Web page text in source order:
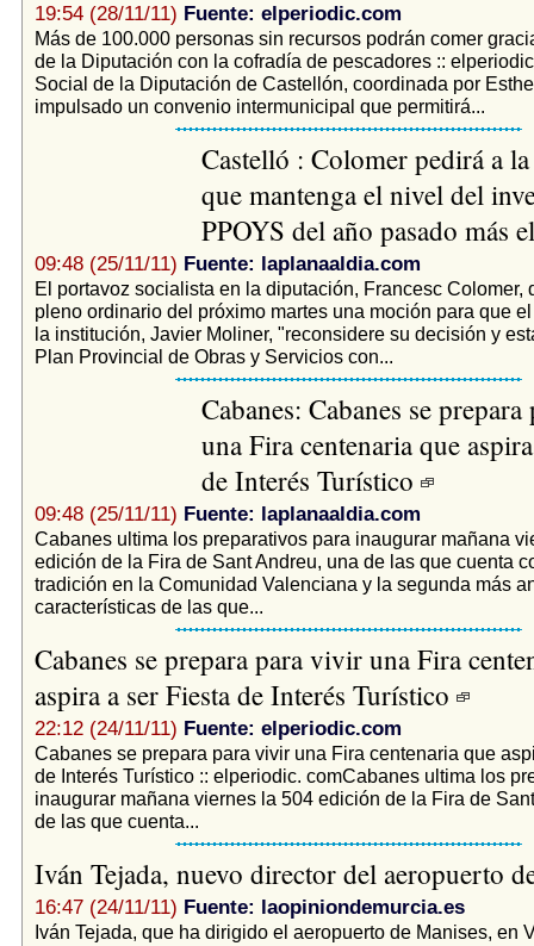
19:54 (28/11/11) Fuente: elperiodic.com
Más de 100.000 personas sin recursos podrán comer
de la Diputación con la cofradía de pescadores ::
Social de la Diputación de Castellón, coordinada por
impulsado un convenio intermunicipal que permitirá...
Castelló : Colomer pedirá a
que mantenga el nivel del
PPOYS del año pasado más
09:48 (25/11/11) Fuente: laplanaaldia.com
El portavoz socialista en la diputación, Francesc Colomer,
pleno ordinario del próximo martes una moción para que
la institución, Javier Moliner, "reconsidere su decisión y
Plan Provincial de Obras y Servicios con...
Cabanes: Cabanes se
una Fira centenaria que
de Interés Turístico
09:48 (25/11/11) Fuente: laplanaaldia.com
Cabanes ultima los preparativos para inaugurar mañana
edición de la Fira de Sant Andreu, una de las que cuenta
tradición en la Comunidad Valenciana y la segunda más
características de las que...
Cabanes se prepara para vivir una Fira
aspira a ser Fiesta de Interés Turístico
22:12 (24/11/11) Fuente: elperiodic.com
Cabanes se prepara para vivir una Fira centenaria que
de Interés Turístico :: elperiodic. comCabanes ultima los
inaugurar mañana viernes la 504 edición de la Fira de
de las que cuenta...
Iván Tejada, nuevo director del aeropuerto
16:47 (24/11/11) Fuente: laopiniondemurcia.es
Iván Tejada, que ha dirigido el aeropuerto de Manises, en